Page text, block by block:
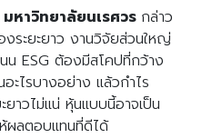
หาวิทยาลัยนเรศวร กล่าว
ระยะยาว งานวิจัยส่วนใหญ่
นน ESG ต้องมีสโคปที่กว้าง
ะไรบางอย่าง แล้วกำไร
าวไม่แน่ หุ้นแบบนี้อาจเป็น
ห้ผลตอบแทนที่ดีได้